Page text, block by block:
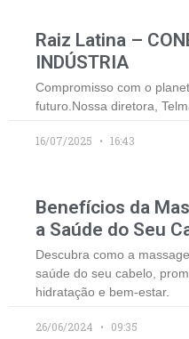
Raiz Latina –
INDÚSTRIA
Compromisso com o
futuro.Nossa diretora,
16/07/2025 16:43
Benefícios da
a Saúde do Seu
Descubra como a
saúde do seu cabelo,
hidratação e bem-estar.
26/06/2024 09:35